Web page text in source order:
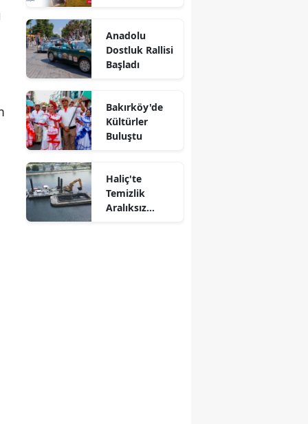
Anadolu
Dostluk Rallisi
Başladı
Bakırköy'de
Kültürler
Buluştu
Haliç'te
Temizlik
Aralıksız